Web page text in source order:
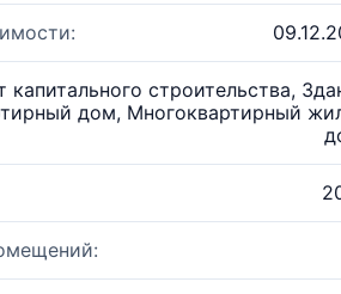
капитального строительства,
дом, Многоквартирный